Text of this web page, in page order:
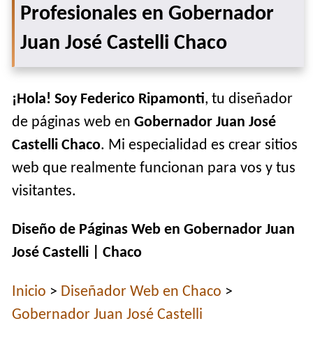
Profesionales en Gobernador
Juan José Castelli Chaco
¡Hola! Soy Federico Ripamonti, tu diseñador
de páginas web enGobernador Juan José
Castelli Chaco. Mi especialidad es crear sitios
web que realmente funcionan para vos y tus
visitantes.
Diseño de Páginas Web en Gobernador Juan
José Castelli | Chaco
Inicio > Diseñador Web en Chaco >
Gobernador Juan José Castelli